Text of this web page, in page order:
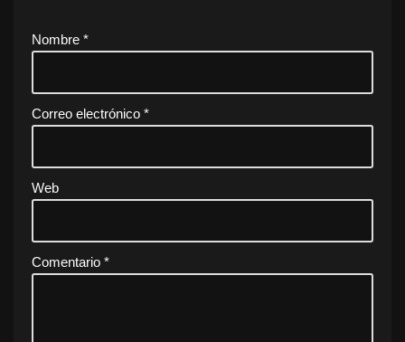
Nombre *
Correo electrónico *
Web
Comentario *